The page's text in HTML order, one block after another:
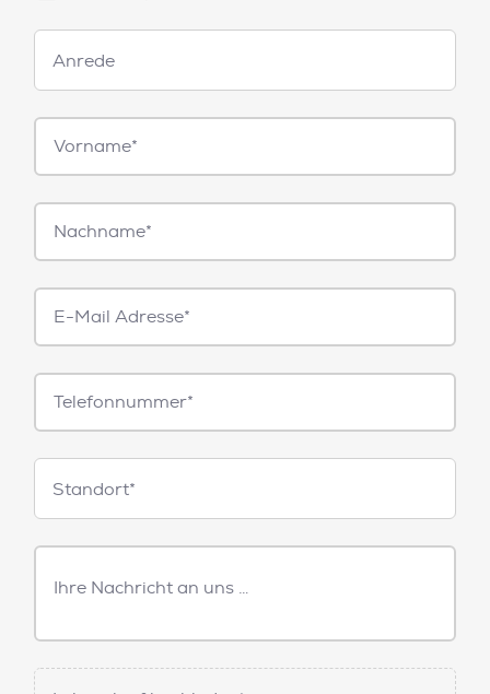
Anrede
Anrede
Vorname*
Nachname*
E-
Mail*
Telefonnummer
Standorte
Standort*
Freitext
Nachricht